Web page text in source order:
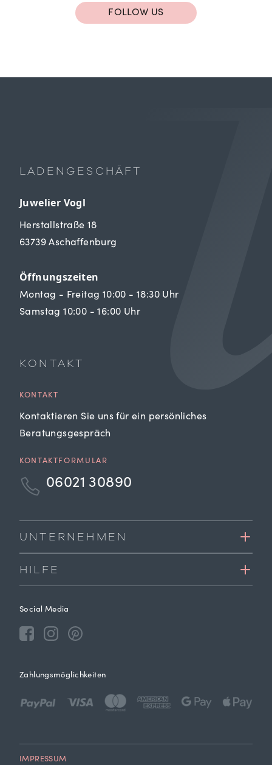
FOLLOW US
LADENGESCHÄFT
Juwelier Vogl
Herstallstraße 18
63739 Aschaffenburg
Öffnungszeiten
Montag - Freitag 10:00 - 18:30 Uhr
Samstag 10:00 - 16:00 Uhr
KONTAKT
KONTAKT
Kontaktieren Sie uns für ein persönliches
Beratungsgespräch
KONTAKTFORMULAR
06021 30890
UNTERNEHMEN
HILFE
Social Media
Zahlungsmöglichkeiten
IMPRESSUM